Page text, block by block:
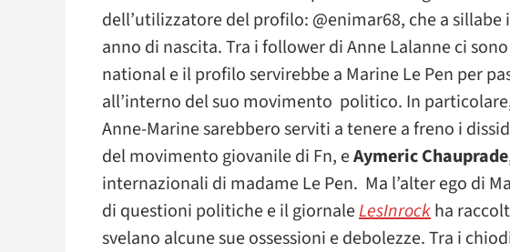
dell’utilizzatore del profilo: @enimar68, che a
anno di nascita. Tra i follower di Anne Lalanne ci
national e il profilo servirebbe a Marine Le Pen per
all’interno del suo movimento politico. In
Anne-Marine sarebbero serviti a tenere a freno i
del movimento giovanile di Fn, eAymeric Chauprade
internazionali di madame Le Pen. Ma l’alter ego di
di questioni politiche e il giornaleLesInrockha
svelano alcune sue ossessioni e debolezze. Tra i